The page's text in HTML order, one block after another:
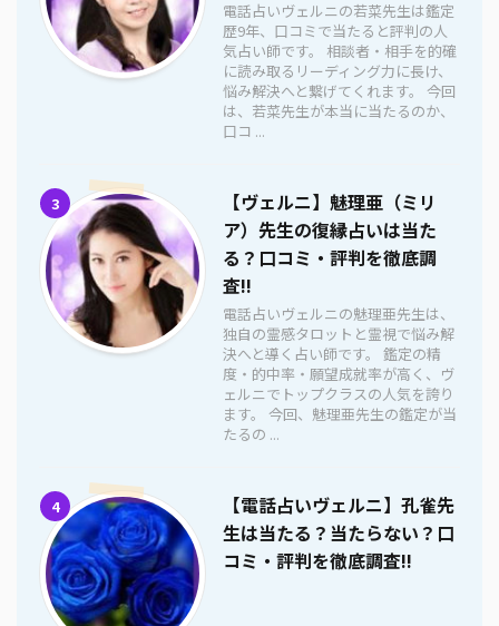
電話占いヴェルニの若菜先生は鑑定
歴9年、口コミで当たると評判の人
気占い師です。 相談者・相手を的確
に読み取るリーディング力に長け、
悩み解決へと繋げてくれます。 今回
は、若菜先生が本当に当たるのか、
口コ ...
3
【ヴェルニ】魅理亜（ミリ
ア）先生の復縁占いは当た
る？口コミ・評判を徹底調
査!!
電話占いヴェルニの魅理亜先生は、
独自の霊感タロットと霊視で悩み解
決へと導く占い師です。 鑑定の精
度・的中率・願望成就率が高く、ヴ
ェルニでトップクラスの人気を誇り
ます。 今回、魅理亜先生の鑑定が当
たるの ...
4
【電話占いヴェルニ】孔雀先
生は当たる？当たらない？口
コミ・評判を徹底調査!!